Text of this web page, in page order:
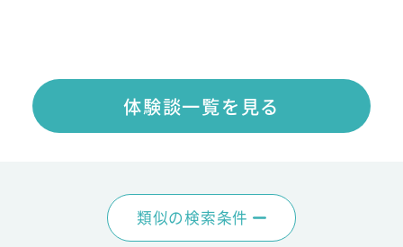
体験談一覧を見る
類似の検索条件